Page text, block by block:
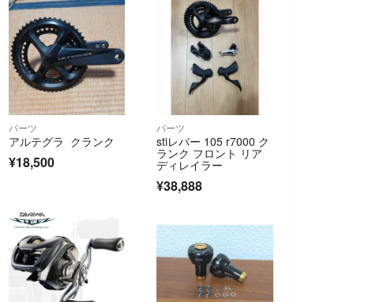
パーツ
アルテグラ クランク
¥18,500
パーツ
stiレバー 105 r7000 ク
ランク フロント リア
ディレイラー
¥38,888